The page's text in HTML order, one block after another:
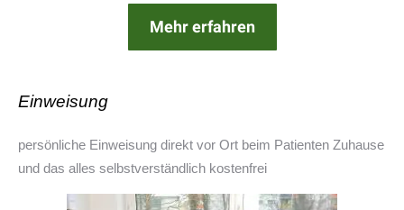
Mehr erfahren
Einweisung
persönliche Einweisung direkt vor Ort beim Patienten Zuhause
und das alles selbstverständlich kostenfrei